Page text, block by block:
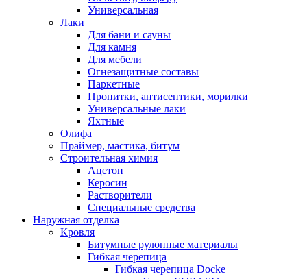
Универсальная
Лаки
Для бани и сауны
Для камня
Для мебели
Огнезащитные составы
Паркетные
Пропитки, антисептики, морилки
Универсальные лаки
Яхтные
Олифа
Праймер, мастика, битум
Строительная химия
Ацетон
Керосин
Растворители
Специальные средства
Наружная отделка
Кровля
Битумные рулонные материалы
Гибкая черепица
Гибкая черепица Docke